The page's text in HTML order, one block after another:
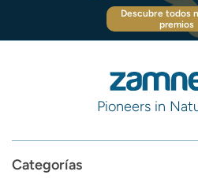
Descubre todos
premios
Pioneers in
Categorías